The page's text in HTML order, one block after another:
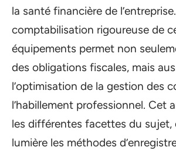
la santé financière de
comptabilisation rigoureuse de
équipements permet non
des obligations fiscales, mais
l’optimisation de la gestion des
l’habillement professionnel. Cet
les différentes facettes du sujet,
lumière les méthodes